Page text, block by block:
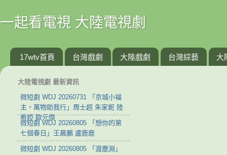
一起看電視 大陸電視劇
17wtv首頁 台灣戲劇 大陸戲劇 台灣綜藝 大
大陸電視劇 最新資訊
微短劇 WDJ 20260731 「京城小福
主，萬物助我行」周士超 朱家妮 陸
希婭 歐元傑
微短劇 WDJ 20260805 「想你的第
七個春日」王晨鵬 盧鹿鹿
微短劇 WDJ 20260805 「渡塵淵」